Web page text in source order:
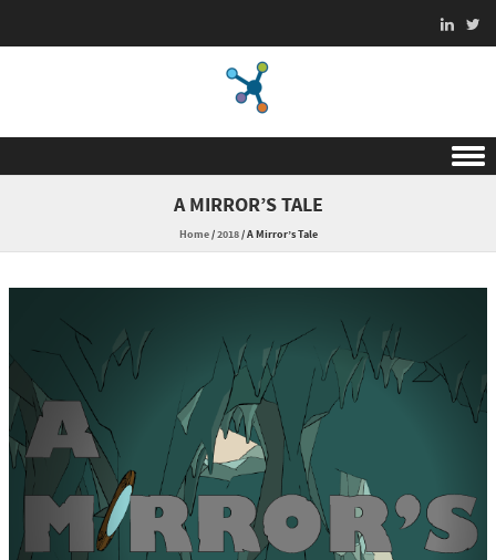
A MIRROR’S TALE
Home/2018/A Mirror’s Tale